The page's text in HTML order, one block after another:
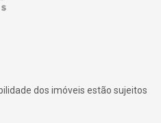
dos imóveis estão sujeitos